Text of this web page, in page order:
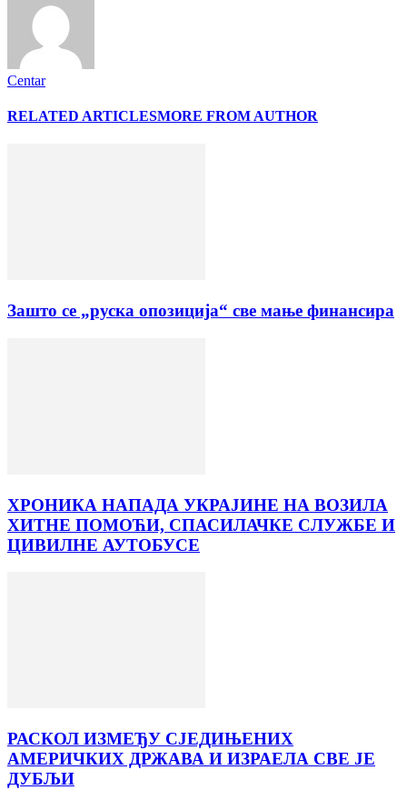
Centar
RELATED ARTICLESMORE FROM AUTHOR
Зашто се „руска опозиција“ све мање финансира
ХРОНИКА НАПАДА УКРАЈИНЕ НА ВОЗИЛА
ХИТНЕ ПОМОЋИ, СПАСИЛАЧКЕ СЛУЖБЕ И
ЦИВИЛНЕ АУТОБУСЕ
РАСКОЛ ИЗМЕЂУ СЈЕДИЊЕНИХ
АМЕРИЧКИХ ДРЖАВА И ИЗРАЕЛА СВЕ ЈЕ
ДУБЉИ